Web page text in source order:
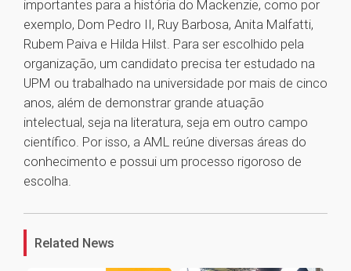
importantes para a história do Mackenzie, como por
exemplo, Dom Pedro II, Ruy Barbosa, Anita Malfatti,
Rubem Paiva e Hilda Hilst. Para ser escolhido pela
organização, um candidato precisa ter estudado na
UPM ou trabalhado na universidade por mais de cinco
anos, além de demonstrar grande atuação
intelectual, seja na literatura, seja em outro campo
científico. Por isso, a AML reúne diversas áreas do
conhecimento e possui um processo rigoroso de
escolha.
Related News